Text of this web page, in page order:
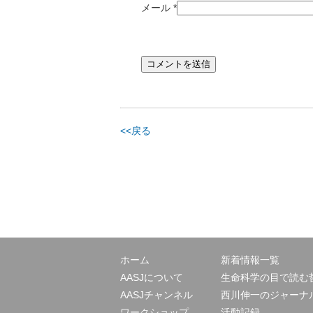
メール *
<<戻る
ホーム
AASJについて
AASJチャンネル
新着情報一覧
生命科学の目で読む
西川伸一のジャーナ